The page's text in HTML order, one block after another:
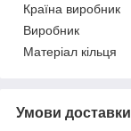
Країна виробник
Виробник
Матеріал кільця
Умови доставки